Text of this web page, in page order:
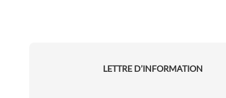
LETTRE D’INFORMATION